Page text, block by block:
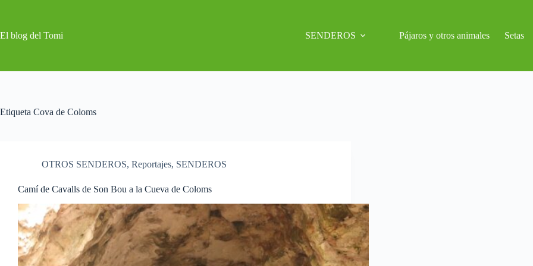
El blog del Tomi
SENDEROS Pájaros y otros animales Setas
Etiqueta Cova de Coloms
OTROS SENDEROS, Reportajes, SENDEROS
Camí de Cavalls de Son Bou a la Cueva de Coloms